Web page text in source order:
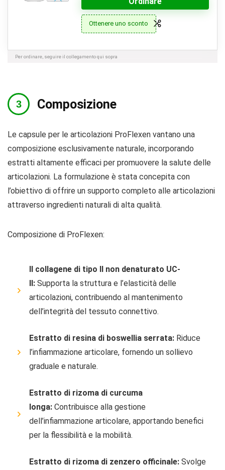
Ottenere uno sconto
Per ordinare, seguire il collegamento qui sopra
Composizione
Le capsule per le articolazioni ProFlexen vantano una
composizione esclusivamente naturale, incorporando
estratti altamente efficaci per promuovere la salute delle
articolazioni. La formulazione è stata concepita con
l’obiettivo di offrire un supporto completo alle articolazioni
attraverso ingredienti naturali di alta qualità.
Composizione di ProFlexen:
Il collagene di tipo II non denaturato UC-
II: Supporta la struttura e l’elasticità delle
articolazioni, contribuendo al mantenimento
dell’integrità del tessuto connettivo.
Estratto di resina di boswellia serrata: Riduce
l’infiammazione articolare, fornendo un sollievo
graduale e naturale.
Estratto di rizoma di curcuma
longa: Contribuisce alla gestione
dell’infiammazione articolare, apportando benefici
per la flessibilità e la mobilità.
Estratto di rizoma di zenzero officinale: Svolge